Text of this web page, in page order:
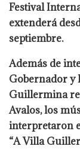
Festival
extenderá
septiembre.
Además de
Gobernador y
Guillermina
Avalos, los
interpretaron
“A Villa